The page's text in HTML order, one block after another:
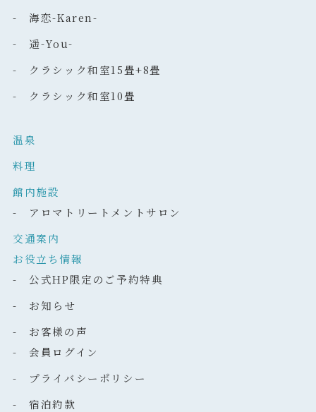
- 海恋-Karen-
- 遥-You-
- クラシック和室15畳+8畳
- クラシック和室10畳
温泉
料理
館内施設
- アロマトリートメントサロン
交通案内
お役立ち情報
- 公式HP限定のご予約特典
- お知らせ
- お客様の声
- 会員ログイン
- プライバシーポリシー
- 宿泊約款